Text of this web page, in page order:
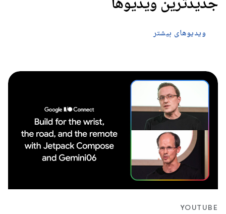
ویدیوهای بیشتر
YOUTUBE